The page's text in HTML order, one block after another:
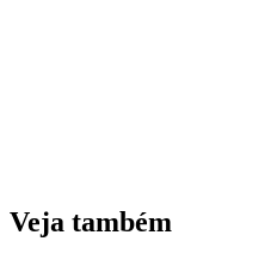
Veja também